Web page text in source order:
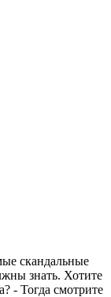
скандальные
знать. Хотите
- Тогда смотрите